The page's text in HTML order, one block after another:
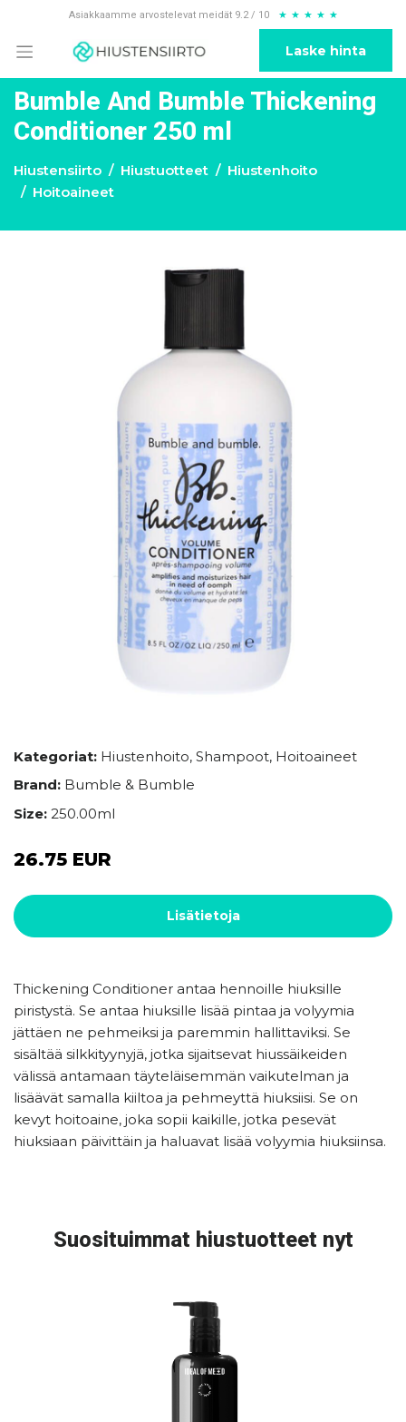
Asiakkaamme arvostelevat meidät 9.2 / 10 ★ ★ ★ ★ ★
Laske hinta
Bumble And Bumble Thickening
Conditioner 250 ml
Hiustensiirto Hiustuotteet
Hiustenhoito
Hoitoaineet
Kategoriat: Hiustenhoito, Shampoot, Hoitoaineet
Brand: Bumble & Bumble
Size: 250.00ml
26.75 EUR
Lisätietoja
Thickening Conditioner antaa hennoille hiuksille
piristystä. Se antaa hiuksille lisää pintaa ja volyymia
jättäen ne pehmeiksi ja paremmin hallittaviksi. Se
sisältää silkkityynyjä, jotka sijaitsevat hiussäikeiden
välissä antamaan täyteläisemmän vaikutelman ja
lisäävät samalla kiiltoa ja pehmeyttä hiuksiisi. Se on
kevyt hoitoaine, joka sopii kaikille, jotka pesevät
hiuksiaan päivittäin ja haluavat lisää volyymia hiuksiinsa.
Suosituimmat hiustuotteet nyt